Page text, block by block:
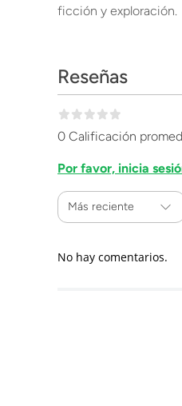
ficción y exploración.
Reseñas
0 Calificación
Por favor, inicia
Más reciente
No hay comentarios.